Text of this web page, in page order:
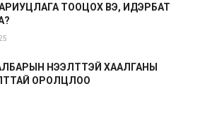
ТООЦОХ ВЭ, ИДЭРБАТ
НЭЭЛТТЭЙ ХААЛГАНЫ
ОРОЛЦЛОО